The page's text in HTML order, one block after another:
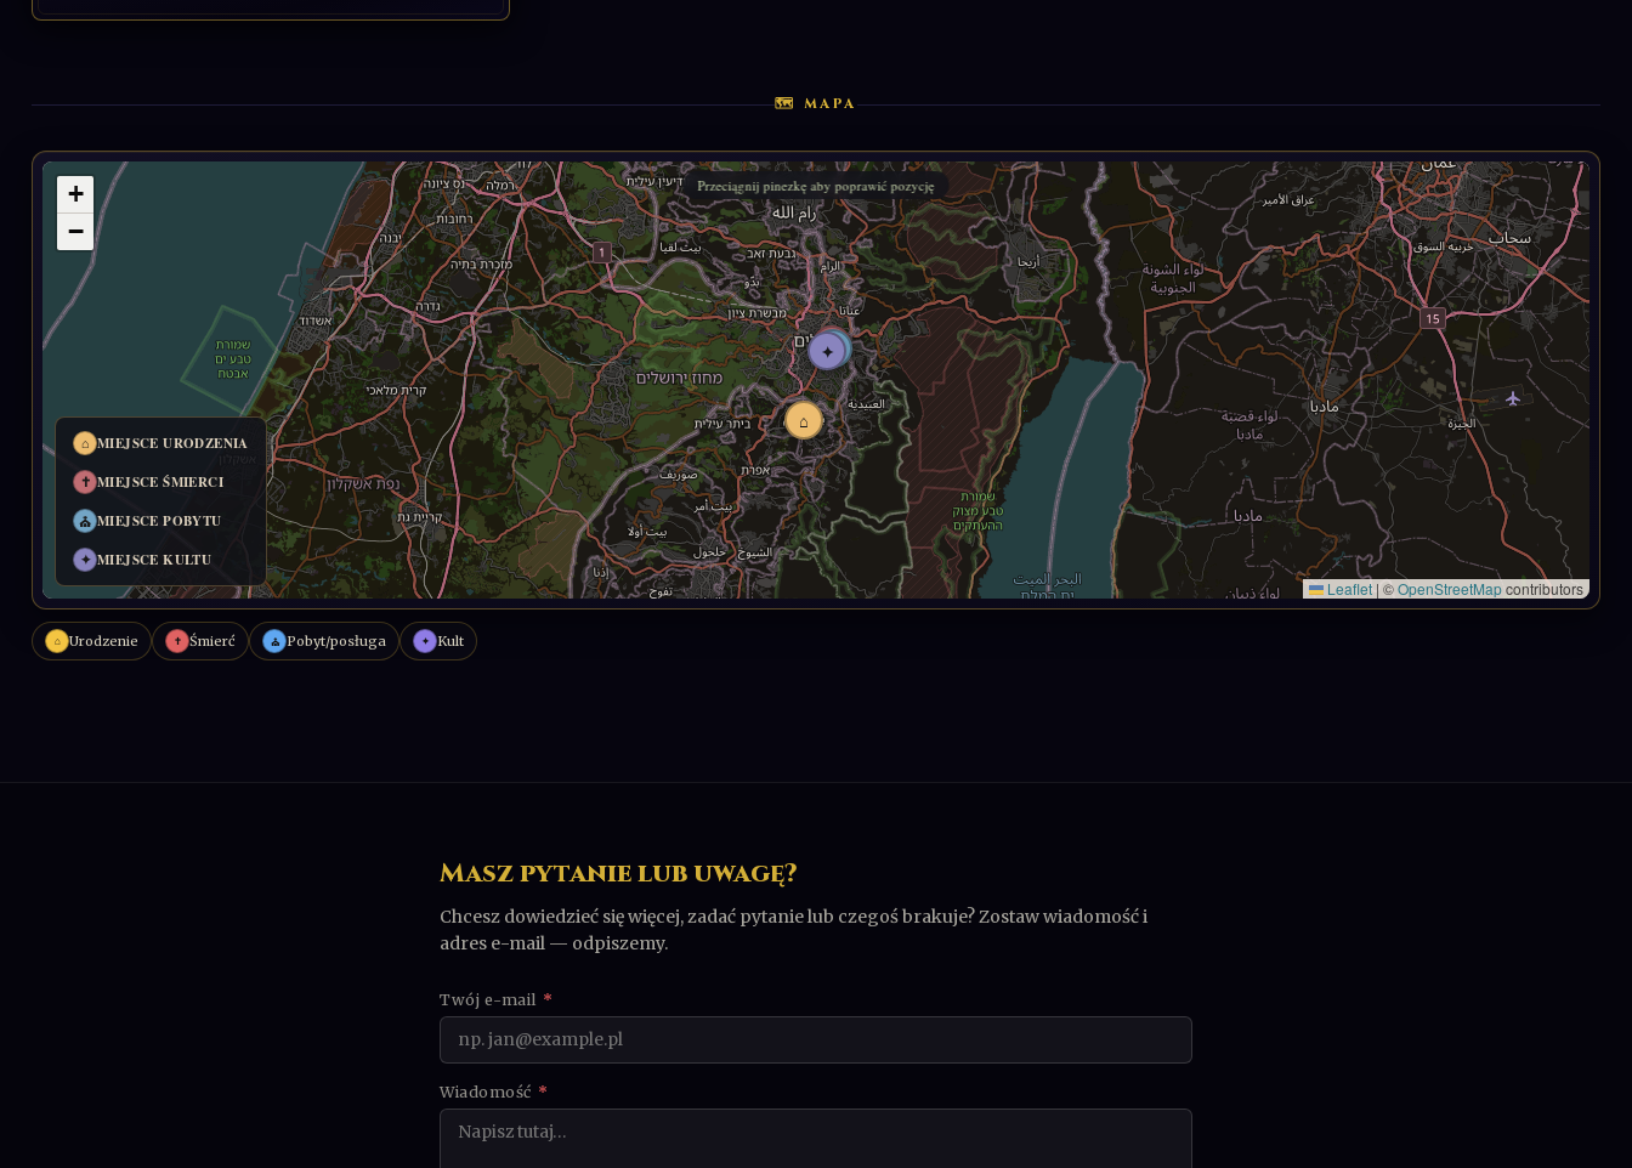
🗺 MAPA
⌂ Urodzenie ✝ Śmierć ⛪ Pobyt/posługa ✦ Kult
Masz pytanie lub uwagę?
Chcesz dowiedzieć się więcej, zadać pytanie lub czegoś brakuje? Zostaw wiadomość i
adres e-mail — odpiszemy.
Twój e-mail *
Wiadomość *